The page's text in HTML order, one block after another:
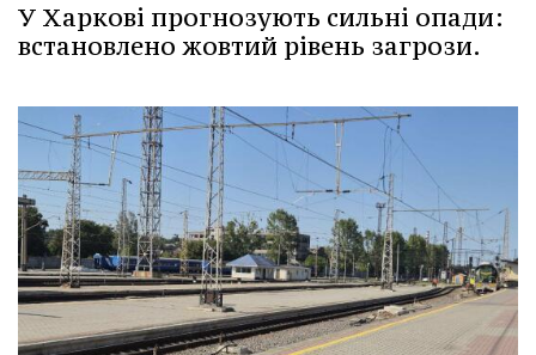
У Харкові прогнозують сильні опади:
встановлено жовтий рівень загрози.